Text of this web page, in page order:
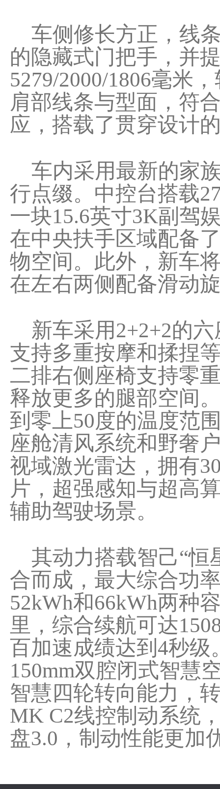
车侧修长方正，线
的隐藏式门把手，并
5279/2000/1806毫米
肩部线条与型面，符
应，搭载了贯穿设计
车内采用最新的家
行点缀。中控台搭载
一块15.6英寸3K副驾
在中央扶手区域配备
物空间。此外，新车
在左右两侧配备滑动
新车采用2+2+2的六
支持多重按摩和揉捏
二排右侧座椅支持零
释放更多的腿部空间
到零上50度的温度范
座舱清风系统和野奢
视域激光雷达，拥有
片，超强感知与超高
辅助驾驶场景。
其动力搭载智己“恒
合而成，最大综合功
52kWh和66kWh两种
里，综合续航可达
百加速成绩达到4秒级
150mm双腔闭式智慧
智慧四轮转向能力，
MK C2线控制动系统
盘3.0，制动性能更加